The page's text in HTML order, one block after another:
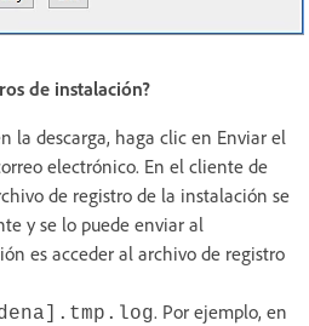
de instalación?
la descarga, haga clic en Enviar el
electrónico. En el cliente de
de registro de la instalación se
y se lo puede enviar al
es acceder al archivo de registro
. Por ejemplo, en